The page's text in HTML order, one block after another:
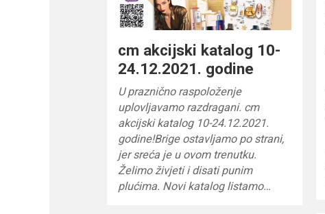
cm akcijski katalog 10-
24.12.2021. godine
U praznično raspoloženje
uplovljavamo razdragani. cm
akcijski katalog 10-24.12.2021.
godine!Brige ostavljamo po strani,
jer sreća je u ovom trenutku.
Želimo živjeti i disati punim
plućima. Novi katalog listamo…